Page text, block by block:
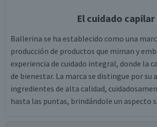
El cuidado
Ballerina se ha establecido como una
producción de productos que miman y
experiencia de cuidado integral, donde la
de bienestar. La marca se distingue por
ingredientes de alta calidad,
hasta las puntas, brindándole un aspecto